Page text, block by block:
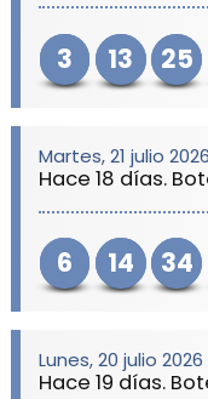
3 13 25
Martes, 21 julio 2026
Hace 18 días.
6 14 34
Lunes, 20 julio 2026
Hace 19 días.